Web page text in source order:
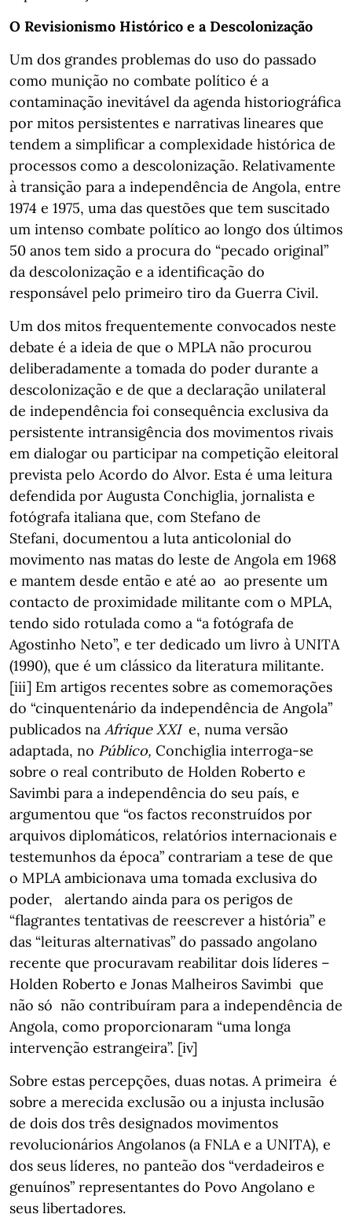
O Revisionismo Histórico e a Descolonização
Um dos grandes problemas do uso do passado
como munição no combate político é a
contaminação inevitável da agenda historiográfica
por mitos persistentes e narrativas lineares que
tendem a simplificar a complexidade histórica de
processos como a descolonização. Relativamente
à transição para a independência de Angola, entre
1974 e 1975, uma das questões que tem suscitado
um intenso combate político ao longo dos últimos
50 anos tem sido a procura do “pecado original”
da descolonização e a identificação do
responsável pelo primeiro tiro da Guerra Civil.
Um dos mitos frequentemente convocados neste
debate é a ideia de que o MPLA não procurou
deliberadamente a tomada do poder durante a
descolonização e de que a declaração unilateral
de independência foi consequência exclusiva da
persistente intransigência dos movimentos rivais
em dialogar ou participar na competição eleitoral
prevista pelo Acordo do Alvor. Esta é uma leitura
defendida por Augusta Conchiglia, jornalista e
fotógrafa italiana que, com Stefano de
Stefani, documentou a luta anticolonial do
movimento nas matas do leste de Angola em 1968
e mantem desde então e até ao ao presente um
contacto de proximidade militante com o MPLA,
tendo sido rotulada como a “a fotógrafa de
Agostinho Neto”, e ter dedicado um livro à UNITA
(1990), que é um clássico da literatura militante.
[iii] Em artigos recentes sobre as comemorações
do “cinquentenário da independência de Angola”
publicados na Afrique XXIe, numa versão
adaptada, no Público, Conchiglia interroga-se
sobre o real contributo de Holden Roberto e
Savimbi para a independência do seu país, e
argumentou que “os factos reconstruídos por
arquivos diplomáticos, relatórios internacionais e
testemunhos da época” contrariam a tese de que
o MPLA ambicionava uma tomada exclusiva do
poder, alertando ainda para os perigos de
“flagrantes tentativas de reescrever a história” e
das “leituras alternativas” do passado angolano
recente que procuravam reabilitar dois líderes –
Holden Roberto e Jonas Malheiros Savimbi que
não só não contribuíram para a independência de
Angola, como proporcionaram “uma longa
intervenção estrangeira”. [iv]
Sobre estas percepções, duas notas. A primeira é
sobre a merecida exclusão ou a injusta inclusão
de dois dos três designados movimentos
revolucionários Angolanos (a FNLA e a UNITA), e
dos seus líderes, no panteão dos “verdadeiros e
genuínos” representantes do Povo Angolano e
seus libertadores.